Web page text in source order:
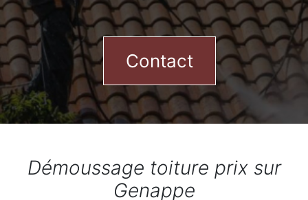
Contact
Démoussage toiture prix sur
Genappe